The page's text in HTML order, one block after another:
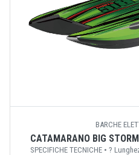
BARCHE
CATAMARANO BIG
SPECIFICHE TECNICHE • ?